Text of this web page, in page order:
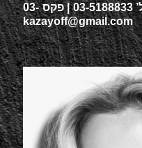
רחוב שמעון בן עזאי 6, יפו | טל’ 03-5188833 | פקס 03-
kazayoff@gmail.com